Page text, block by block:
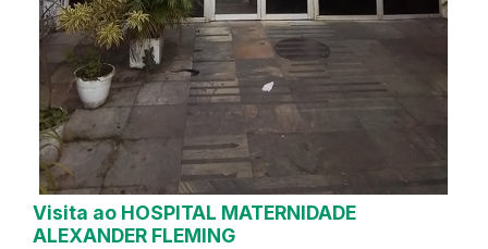
Visita ao HOSPITAL MATERNIDADE
ALEXANDER FLEMING